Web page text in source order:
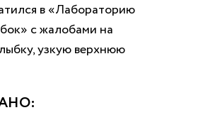
в «Лабораторию
с жалобами на
узкую верхнюю